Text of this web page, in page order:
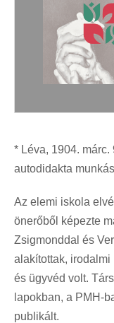
* Léva, 1904. márc.
autodidakta
Az elemi iskola
önerőből képezte
Zsigmonddal és
alakítottak,
és ügyvéd volt.
lapokban, a PMH-
publikált.